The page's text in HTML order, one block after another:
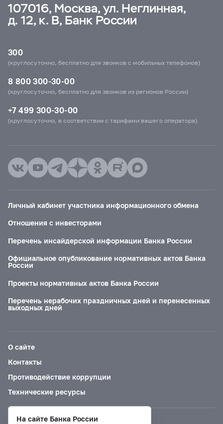
107016, Москва, ул. Неглинная,
д. 12, к. В, Банк России
300
(круглосуточно, бесплатно для звонков с мобильных телефонов)
8 800 300-30-00
(круглосуточно, бесплатно для звонков из регионов России)
+7 499 300-30-00
(круглосуточно, в соответствии с тарифами вашего оператора)
Личный кабинет участника информационного обмена
Отношения с инвесторами
Перечень инсайдерской информации Банка России
Официальное опубликование нормативных актов Банка
России
Проекты нормативных актов Банка России
Перечень нерабочих праздничных дней и перенесенных
выходных дней
О сайте
Контакты
Противодействие коррупции
Технические ресурсы
На сайте Банка России